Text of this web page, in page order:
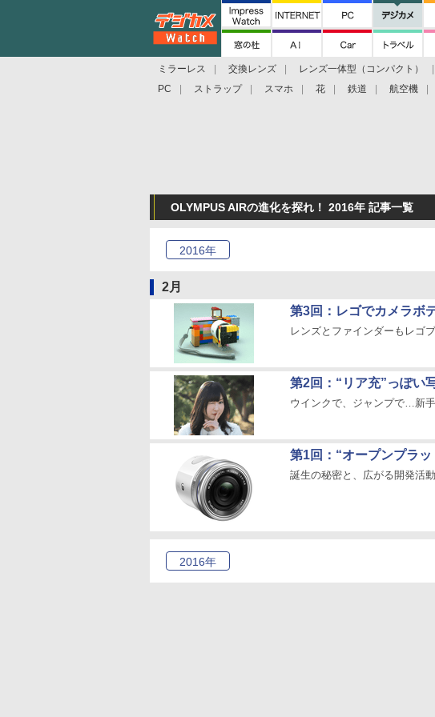
ミラーレス 交換レンズ レンズ一体型（コンパクト）
PC
ストラップ スマホ 花 鉄道 航空機
OLYMPUS AIRの進化を探れ！ 2016年 記事一覧
2016年
2月
第3回：レゴでカメラボ
レンズとファインダーもレゴ
第2回：“リア充”っぽい
ウインクで、ジャンプで…新
第1回：“オープンプラ
誕生の秘密と、広がる開発活動
2016年